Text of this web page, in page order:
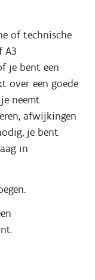
of technische
A3
je bent een
over een goede
neemt
afwijkingen
je bent
in